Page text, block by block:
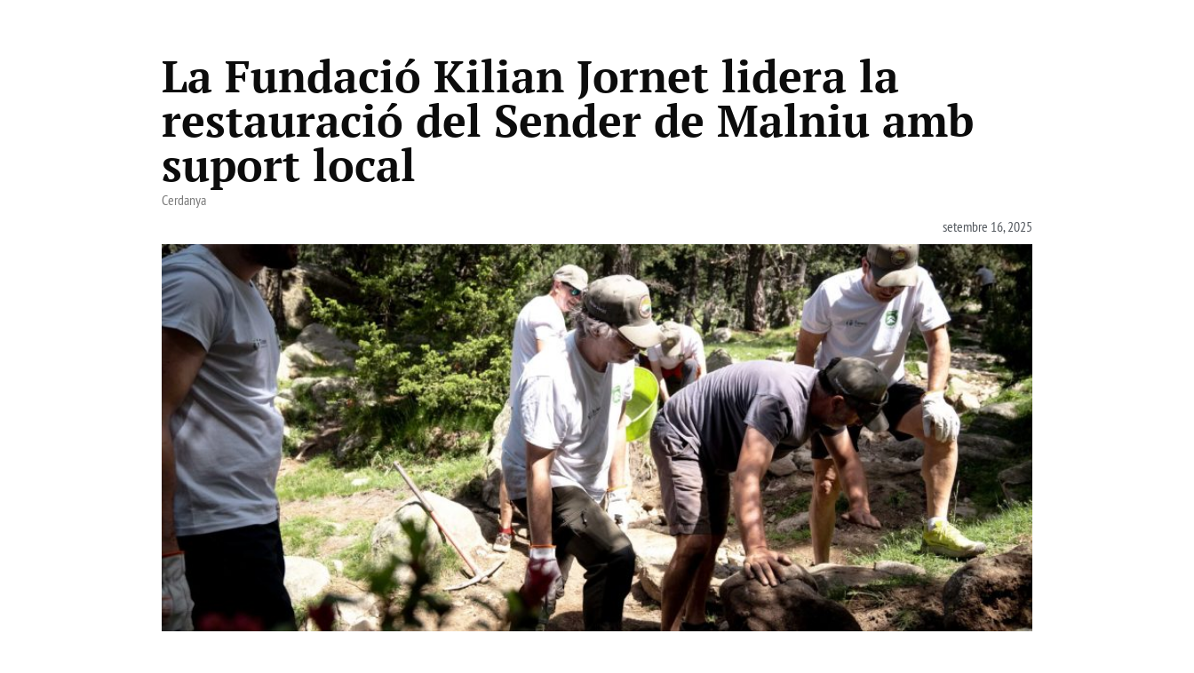
La Fundació Kilian Jornet lidera la
restauració del Sender de Malniu amb
suport local
Cerdanya
setembre 16, 2025